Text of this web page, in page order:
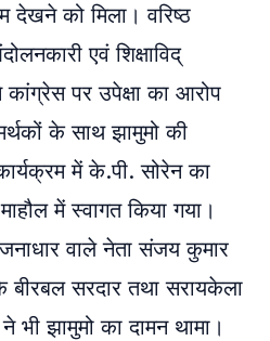
देखने को मिला। वरिष्ठ
एवं शिक्षाविद्
पर उपेक्षा का आरोप
के साथ झामुमो की
में के.पी. सोरेन का
में स्वागत किया गया।
वाले नेता संजय कुमार
सरदार तथा सरायकेला
भी झामुमो का दामन थामा।